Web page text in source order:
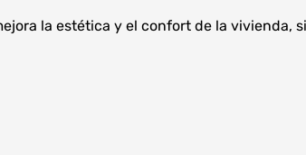
la estética y el confort de la